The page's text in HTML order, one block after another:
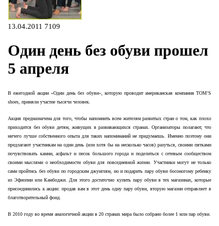
13.04.2011 7109
Один день без обуви прошел
5 апреля
В ежегодной акции «Один день без обуви», которую проводит американская компания TOM’S
shoes, приняли участие тысячи человек.
Акция предназначена для того, чтобы напомнить всем жителям развитых стран о том, как плохо
приходится без обуви детям, живущих в развивающихся странах. Организаторы полагают, что
ничего лучше собственного опыта для таких напоминаний не придумаешь. Именно поэтому они
предлагают участникам на один день (или хотя бы на несколько часов) разуться, своими пятками
почувствовать камни, асфальт и песок большого города и поделиться с сетевым сообществом
своими мыслями о необходимости обуви для повседневной жизни. Участники могут не только
сами пройтись без обуви по городским джунглям, но и подарить пару обуви босоногому ребенку
из Эфиопии или Камбоджи. Для этого достаточно купить пару обуви в тех магазинах, которые
присоединились к акции: продав вам в этот день одну пару обуви, вторую магазин отправляет в
благотворительный фонд.
В 2010 году во время аналогичной акции в 20 странах мира было собрано более 1 млн пар обуви.